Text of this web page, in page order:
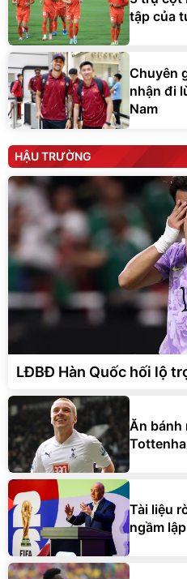
tập của
Chuyên
nhận đi
Nam
HẬU TRƯỜNG
LĐBĐ Hàn Quốc hối lộ
Ăn bánh
Tài liệu
ngầm